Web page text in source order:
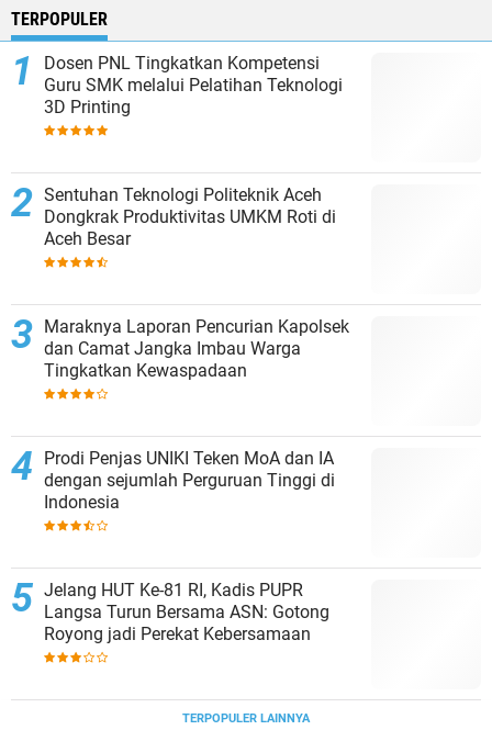
TERPOPULER
Dosen PNL Tingkatkan Kompetensi
Guru SMK melalui Pelatihan Teknologi
3D Printing
Sentuhan Teknologi Politeknik Aceh
Dongkrak Produktivitas UMKM Roti di
Aceh Besar
Maraknya Laporan Pencurian Kapolsek
dan Camat Jangka Imbau Warga
Tingkatkan Kewaspadaan
Prodi Penjas UNIKI Teken MoA dan IA
dengan sejumlah Perguruan Tinggi di
Indonesia
Jelang HUT Ke-81 RI, Kadis PUPR
Langsa Turun Bersama ASN: Gotong
Royong jadi Perekat Kebersamaan
TERPOPULER LAINNYA